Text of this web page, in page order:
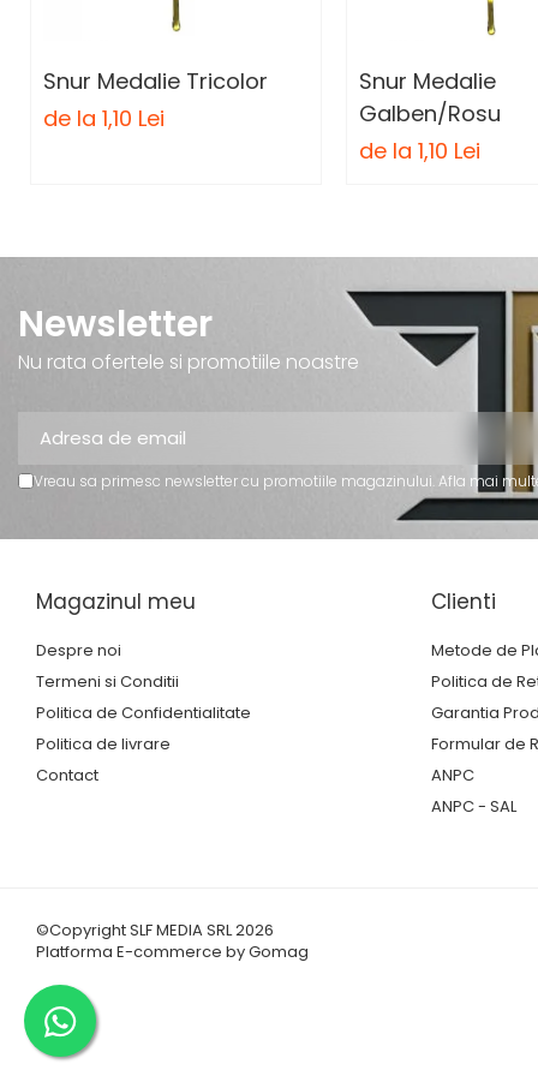
Personalizari Trofee
Cupe Outlet
Medalii Outlet
Figurine Outlet
Personalizari
Tematica Tricolor
Alte categorii
Columbofili
Pompieri
Snur Medalie Tricolor
de la 1,10 Lei
Snur Medalie
Galben/Rosu
de la 1,10 Lei
Newsletter
Nu rata ofertele si promotiile noastre
Vreau sa primesc newsletter cu promotiile magazinului. Afla mai
Magazinul meu
Despre noi
Termeni si Conditii
Politica de Confidentialitate
Politica de livrare
Contact
Clienti
Metode de
Politica de
Garantia
Formular de
ANPC
ANPC - SAL
©Copyright SLF MEDIA SRL 2026
Platforma E-commerce by Gomag